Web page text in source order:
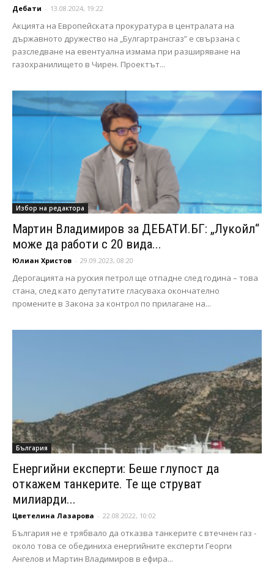
Дебати - 13.08.2024, 19:22
Акцията на Европейската прокуратура в централата на
държавното дружество на „Булгартрансгаз” е свързана с
разследване на евентуална измама при разширяване на
газохранилището в Чирен. Проектът...
Избор на редактора
Мартин Владимиров за ДЕБАТИ.БГ: „Лукойл“
може да работи с 20 вида...
Юлиан Христов - 29.09.2023, 08:20
Дерогацията на руския петрол ще отпадне след година – това
стана, след като депутатите гласуваха окончателно
промените в Закона за контрол по прилагане на...
България
Енергийни експерти: Беше глупост да
откажем танкерите. Те ще струват
милиарди...
Цветелина Лазарова - 22.08.2022, 10:02
България не е трябвало да отказва танкерите с втечнен газ -
около това се обединиха енергийните експерти Георги
Ангелов и Мартин Владимиров в ефира...